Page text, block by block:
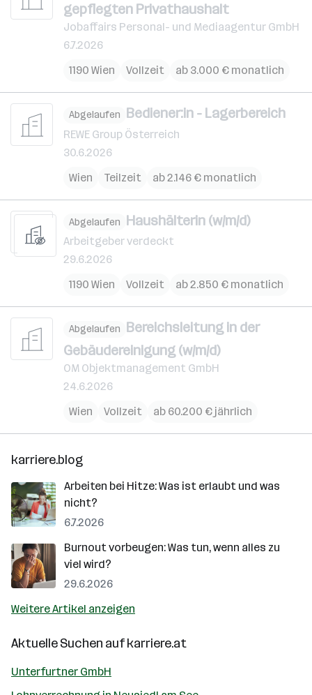
gepflegten Privathaushalt
Jobaffairs Personal- und Mediaagentur GmbH
6.7.2026
1190 Wien
Vollzeit ab 3.000 € monatlich
Abgelaufen Bediener:in - Lagerbereich
REWE Group Österreich
30.6.2026
Wien
Teilzeit ab 2.146 € monatlich
Abgelaufen Haushälterin (w/m/d)
Arbeitgeber verdeckt
29.6.2026
1190 Wien
Vollzeit ab 2.850 € monatlich
Abgelaufen Bereichsleitung in der
Gebäudereinigung (w/m/d)
OM Objektmanagement GmbH
24.6.2026
Wien
Vollzeit ab 60.200 € jährlich
karriere.blog
Arbeiten bei Hitze: Was ist erlaubt und was
nicht?
6.7.2026
Burnout vorbeugen: Was tun, wenn alles zu
viel wird?
29.6.2026
Weitere Artikel anzeigen
Aktuelle Suchen aufkarriere.at
Unterfurtner GmbH